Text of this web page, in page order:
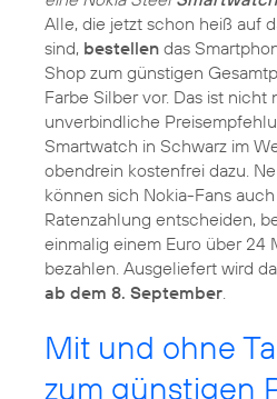
Alle, die jetzt schon heiß auf
sind, bestellen das
Shop zum günstigen
Farbe Silber vor. Das ist nicht
unverbindliche
Smartwatch in Schwarz im
obendrein kostenfrei dazu.
können sich Nokia-Fans
Ratenzahlung entscheiden,
einmalig einem Euro über 24
bezahlen. Ausgeliefert wird
ab dem 8. September
Mit und ohne
zum günstigen